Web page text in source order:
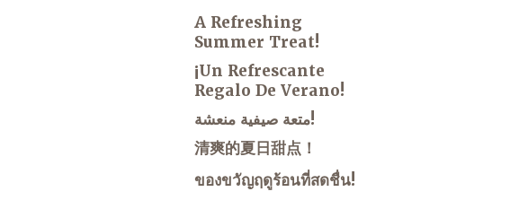
A Refreshing
Summer Treat!
¡Un Refrescante
Regalo De Verano!
متعة صيفية منعشة!
清爽的夏日甜点！
ของขวัญฤดูร้อนที่สดชื่น!